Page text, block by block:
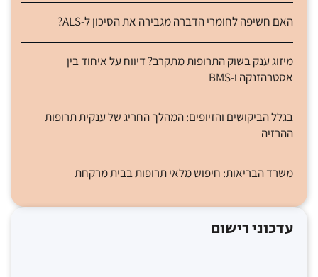
האם חשיפה לחומרי הדברה מגבירה את הסיכון ל-ALS?
מיזוג ענק בשוק התרופות מתקרב? דיווח על איחוד בין
אסטרהזנקה ו-BMS
בגלל הביקושים והזיופים: המהלך החריג של ענקית תרופות
ההרזיה
משרד הבריאות: חיפוש מלאי תרופות בבית מרקחת
עדכוני רישום